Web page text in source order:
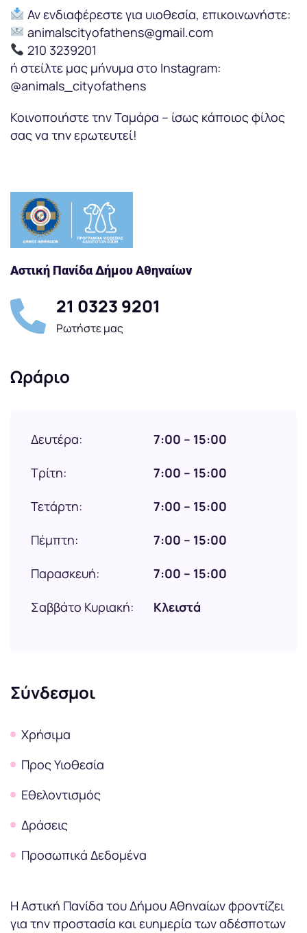
Αν ενδιαφέρεστε για υιοθεσία, επικοινωνήστε:
animalscityofathens@gmail.com
210 3239201
ή στείλτε μας μήνυμα στο Instagram:
@animals_cityofathens
Κοινοποιήστε την Ταμάρα – ίσως κάποιος φίλος
σας να την ερωτευτεί!
Αστική Πανίδα Δήμου Αθηναίων
21 0323 9201
Ρωτήστε μας
Ωράριο
Δευτέρα: 7:00 – 15:00
Τρίτη: 7:00 – 15:00
Τετάρτη: 7:00 – 15:00
Πέμπτη: 7:00 – 15:00
Παρασκευή: 7:00 – 15:00
Σαββάτο Κυριακή: Κλειστά
Σύνδεσμοι
Χρήσιμα
Προς Υιοθεσία
Εθελοντισμός
Δράσεις
Προσωπικά Δεδομένα
Η Αστική Πανίδα του Δήμου Αθηναίων φροντίζει
για την προστασία και ευημερία των αδέσποτων